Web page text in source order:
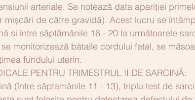
arteriale. Se notează data apariției
mișcări de către gravidă). Acest lucru se
și între săptămânile 16 - 20 la următoarele
monitorizează bătaile cordului fetal, se
fundului uterin.
PENTRU TRIMESTRUL II DE SARCINĂ:
(între săptamânile 11 - 13), triplu test de